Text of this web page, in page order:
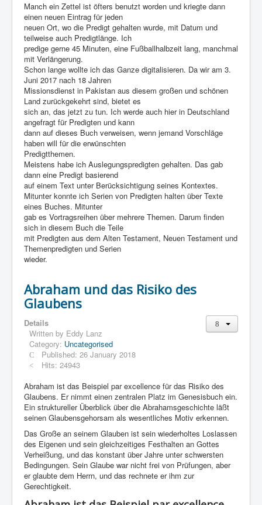
Manch ein Zettel ist öfters benutzt worden und kriegte dann
einen neuen Eintrag für jeden
neuen Ort, wo die Predigt gehalten wurde, mit Datum und
teilweise auch Predigtlänge. Ich
predige gerne 45 Minuten, eine Fußballhalbzeit lang, manchmal
mit Verlängerung.
Schon lange wollte ich das Ganze digitalisieren. Da wir am 3.
Juni 2017 nach 18 Jahren
Missionsdienst in Pakistan aus diesem großen und schönen
Land zurückgekehrt sind, bietet es
sich an, das jetzt zu tun. Ich werde auch hier in Deutschland
angefragt für Predigten und kann
dann auf dieses Buch verweisen, wenn jemand Vorschläge
haben will für die erwünschten
Predigtthemen.
Meistens habe ich Auslegungspredigten gehalten. Das gab
dann eine Predigt basierend
auf einem Text unter Berücksichtigung seines Kontextes.
Mitunter konnte ich Serien von Predigten halten über Texte
eines Buches. Mitunter
gab es Vortragsreihen über mehrere Themen. Darum finden
sich in diesem Buch die Teile
mit Predigten aus dem Alten Testament, Neuen Testament und
Themenpredigten und Serien
wieder.
Abraham und das Risiko des
Glaubens
Details
Written by Eddy Lanz
Category: Uncategorised
Published: 26 January 2018
Hits: 24943
Abraham ist das Beispiel par excellence für das Risiko des
Glaubens. Er nimmt einen zentralen Platz im Genesisbuch ein.
Ein struktureller Überblick über die Abrahamsgeschichte läßt
seinen Glaubensgehorsam als wesentliches Motiv erkennen.
Das Große an seinem Glauben ist sein wiederholtes Loslassen
des Eigenen und sein gleichzeitiges Festhalten an Gottes
Verheißung, und das konstant über Jahre unter schwersten
Bedingungen. Sein Glaube war nicht frei von Prüfungen, aber
er glaubte dem Herrn, und das rechnete er ihm zur
Gerechtigkeit.